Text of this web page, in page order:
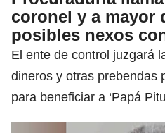
coronel y a mayor
posibles nexos
El ente de control juzgará
dineros y otras prebendas
para beneficiar a ‘Papá